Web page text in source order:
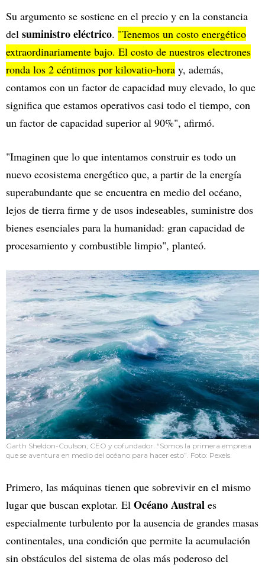
Su argumento se sostiene en el precio y en la constancia
del suministro eléctrico. "Tenemos un costo energético
extraordinariamente bajo. El costo de nuestros electrones
ronda los 2 céntimos por kilovatio-hora y, además,
contamos con un factor de capacidad muy elevado, lo que
significa que estamos operativos casi todo el tiempo, con
un factor de capacidad superior al 90%", afirmó.
"Imaginen que lo que intentamos construir es todo un
nuevo ecosistema energético que, a partir de la energía
superabundante que se encuentra en medio del océano,
lejos de tierra firme y de usos indeseables, suministre dos
bienes esenciales para la humanidad: gran capacidad de
procesamiento y combustible limpio", planteó.
Garth Sheldon-Coulson, CEO y cofundador. “Somos la primera empresa
que se aventura en medio del océano para hacer esto”. Foto: Pexels.
Primero, las máquinas tienen que sobrevivir en el mismo
lugar que buscan explotar. El Océano Austral es
especialmente turbulento por la ausencia de grandes masas
continentales, una condición que permite la acumulación
sin obstáculos del sistema de olas más poderoso del